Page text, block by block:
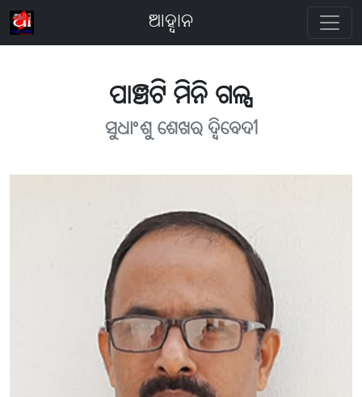
ଆହ୍ବାନ
ପାଞ୍ଚଟି ମିନି ଗଳ୍ପ
ସୁଧାଂଶୁ ଶେଖର ଦ୍ବିବେଦୀ